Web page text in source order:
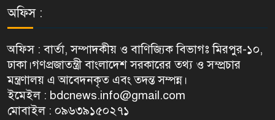
অফিস :
অফিস : বার্তা, সম্পাদকীয় ও বাণিজ্যিক বিভাগঃ মিরপুর-১০,
ঢাকা।গণপ্রজাতন্ত্রী বাংলাদেশ সরকারের তথ্য ও সম্প্রচার
মন্ত্রণালয় এ আবেদনকৃত এবং তদন্ত সম্পন্ন।
ইমেইল : bdcnews.info@gmail.com
মোবাইল : ০৯৬৩৯১৫০২৭১